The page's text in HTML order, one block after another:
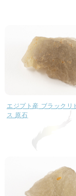
エジプト産 ブラックリ
ス 原石